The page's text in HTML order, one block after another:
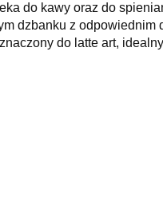
do kawy oraz do
dzbanku z
do latte art,